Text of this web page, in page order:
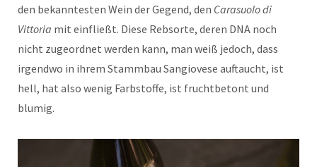
den bekanntesten Wein der Gegend, den Carasuolo di
Vittoria mit einfließt. Diese Rebsorte, deren DNA noch
nicht zugeordnet werden kann, man weiß jedoch, dass
irgendwo in ihrem Stammbau Sangiovese auftaucht, ist
hell, hat also wenig Farbstoffe, ist fruchtbetont und
blumig.